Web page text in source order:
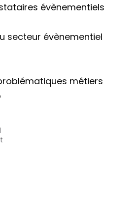
évènementiels
secteur évènementiel
métiers